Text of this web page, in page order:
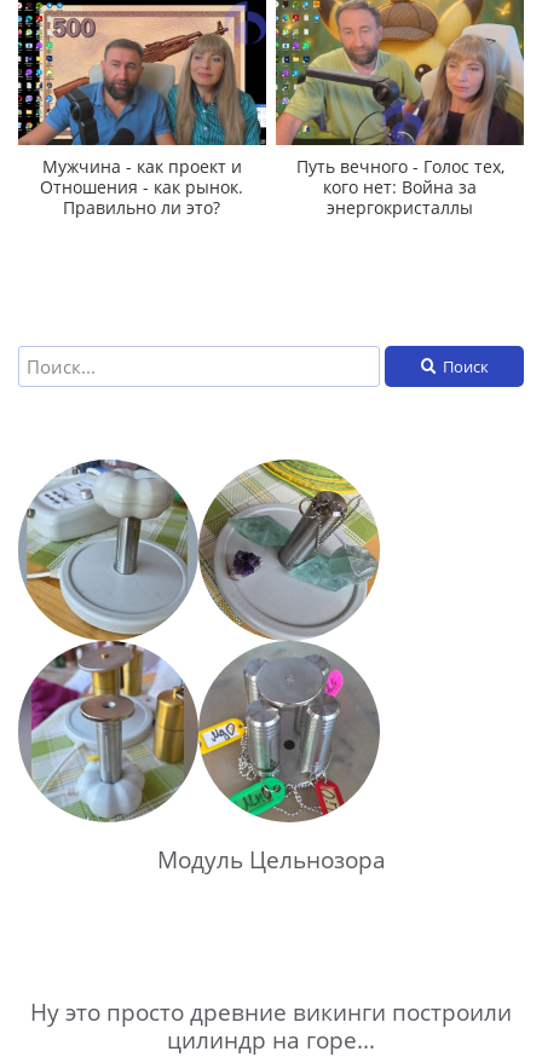
Мужчина - как проект и
Отношения - как рынок.
Правильно ли это?
Путь вечного - Голос тех,
кого нет: Война за
энергокристаллы
Поиск
Модуль Цельнозора
Ну это просто древние викинги построили
цилиндр на горе...